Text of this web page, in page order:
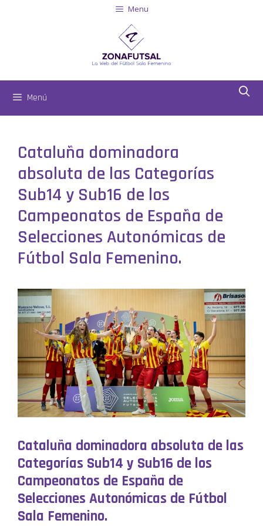
Menu
Menú
Cataluña dominadora
absoluta de las Categorías
Sub14 y Sub16 de los
Campeonatos de España de
Selecciones Autonómicas de
Fútbol Sala Femenino.
Cataluña dominadora absoluta de las
Categorías Sub14 y Sub16 de los
Campeonatos de España de
Selecciones Autonómicas de Fútbol
Sala Femenino.